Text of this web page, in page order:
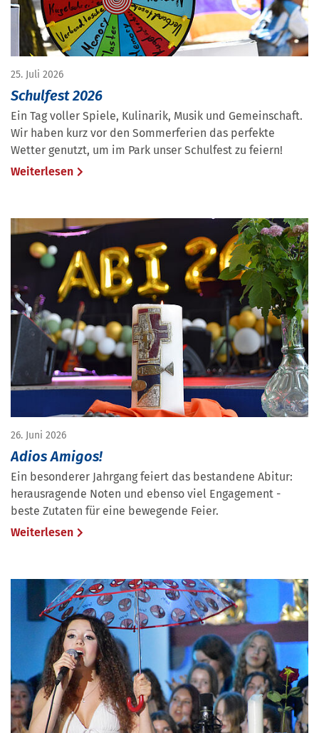
25. Juli 2026
Schulfest 2026
Ein Tag voller Spiele, Kulinarik, Musik und Gemeinschaft.
Wir haben kurz vor den Sommerferien das perfekte
Wetter genutzt, um im Park unser Schulfest zu feiern!
Weiterlesen
26. Juni 2026
Adios Amigos!
Ein besonderer Jahrgang feiert das bestandene Abitur:
herausragende Noten und ebenso viel Engagement -
beste Zutaten für eine bewegende Feier.
Weiterlesen